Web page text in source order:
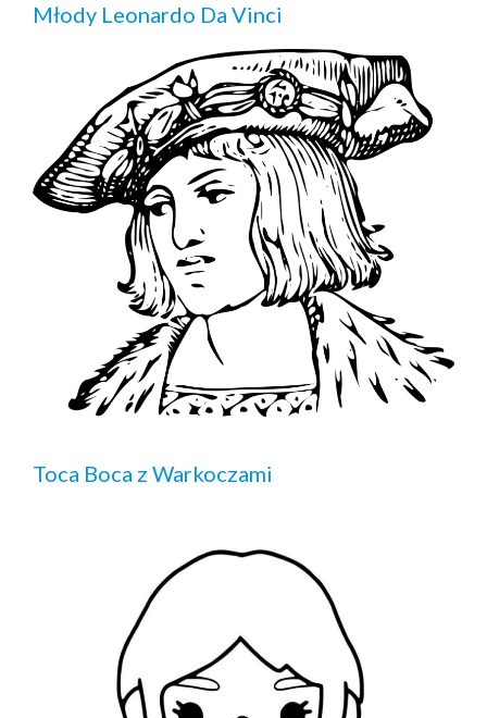
Młody Leonardo Da Vinci
Toca Boca z Warkoczami